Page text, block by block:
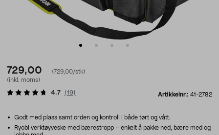
729,00
(729,00/stk)
(inkl. moms)
Artikkelnr.: 41-2782
4.7 (19)
Godt med plass samt orden og kontroll i både tørt og vått.
Ryobi verktøyveske med bærestropp – enkelt å pakke ned, bære med og